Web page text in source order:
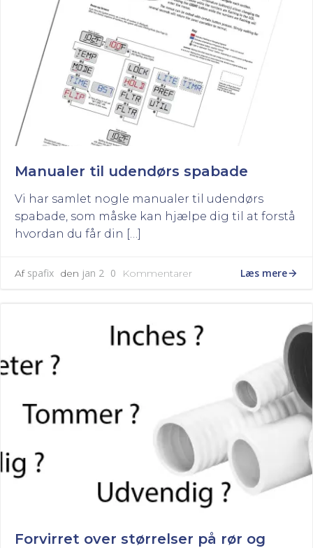
Manualer til udendørs spabade
Vi har samlet nogle manualer til udendørs
spabade, som måske kan hjælpe dig til at forstå
hvordan du får din […]
Af spafix den jan 2 0 Kommentarer Læs mere
Forvirret over størrelser på rør og